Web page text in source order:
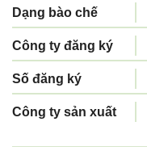
Dạng bào chế
Công ty đăng ký
Số đăng ký
Công ty sản xuất